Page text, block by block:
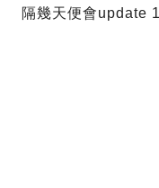
隔幾天便會update 1